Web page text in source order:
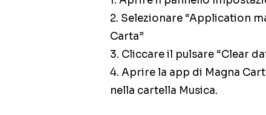
2. Selezionare “Application
Carta”
3. Cliccare il pulsare “Clear
4. Aprire la app di Magna
nella cartella Musica.